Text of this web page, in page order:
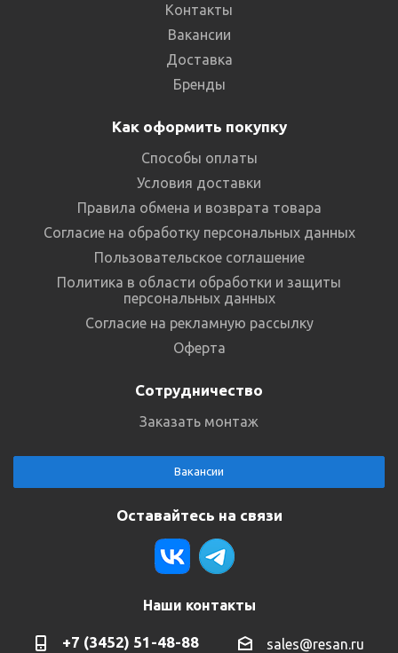
Контакты
Вакансии
Доставка
Бренды
Как оформить покупку
Способы оплаты
Условия доставки
Правила обмена и возврата товара
Согласие на обработку персональных данных
Пользовательское соглашение
Политика в области обработки и защиты
персональных данных
Согласие на рекламную рассылку
Оферта
Сотрудничество
Заказать монтаж
Вакансии
Оставайтесь на связи
Наши контакты
+7 (3452) 51-48-88 sales@resan.ru